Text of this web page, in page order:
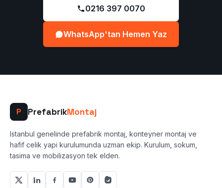
0216 397 0070
WhatsApp'tan Hemen Yaz
P PrefabrikMontaj
Istanbul genelinde prefabrik montaj, konteyner montaj ve
hafif celik yapi kurulumunda uzman ekip. Kurulum, sokum,
tasima ve mobilizasyon tek elden.